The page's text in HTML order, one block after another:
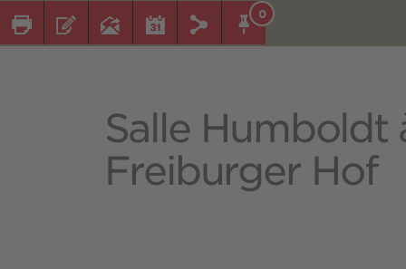
0
Salle Humboldt
Freiburger Hof